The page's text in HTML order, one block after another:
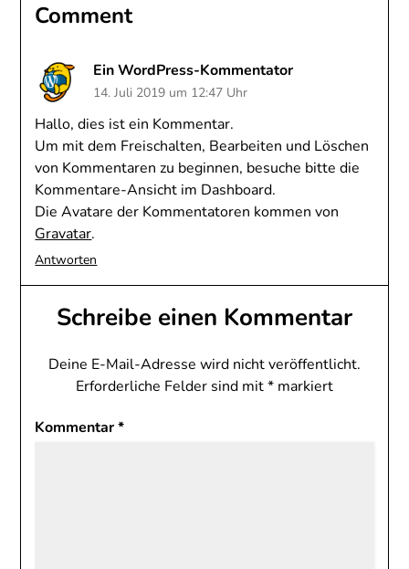
Comment
Ein WordPress-Kommentator
14. Juli 2019 um 12:47 Uhr
Hallo, dies ist ein Kommentar.
Um mit dem Freischalten, Bearbeiten und Löschen
von Kommentaren zu beginnen, besuche bitte die
Kommentare-Ansicht im Dashboard.
Die Avatare der Kommentatoren kommen von
Gravatar.
Antworten
Schreibe einen Kommentar
Deine E-Mail-Adresse wird nicht veröffentlicht.
Erforderliche Felder sind mit* markiert
Kommentar*